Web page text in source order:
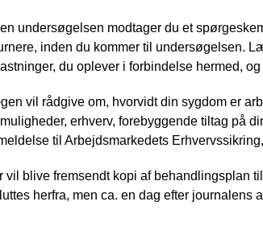
undersøgelsen modtager du et
inden du kommer til undersøgelsen.
du oplever i forbindelse hermed,
vil rådgive om, hvorvidt din sygdom er
erhverv, forebyggende tiltag på
til Arbejdsmarkedets
vil blive fremsendt kopi af behandlingsplan
herfra, men ca. en dag efter journalens